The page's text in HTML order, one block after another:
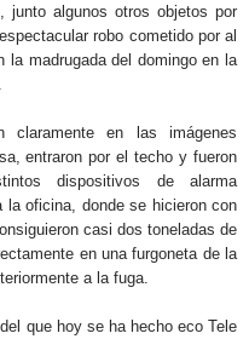
algunos otros objetos por
robo cometido por al
la madrugada del domingo en la
claramente en las imágenes
entraron por el techo y fueron
dispositivos de alarma
oficina, donde se hicieron con
casi dos toneladas de
en una furgoneta de la
a la fuga.
que hoy se ha hecho eco Tele